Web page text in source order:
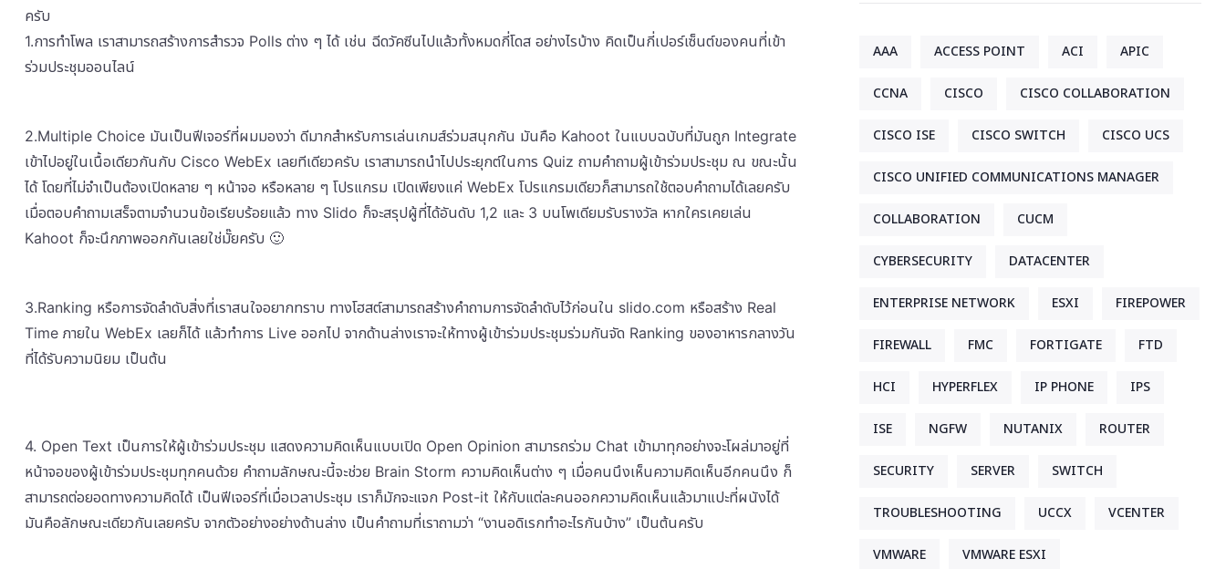
ครับ
1.การทำโพล เราสามารถสร้างการสำรวจ Polls ต่าง ๆ ได้ เช่น ฉีดวัคซีนไปแล้วทั้งหมดกี่โดส อย่างไรบ้าง คิดเป็นกี่เปอร์เซ็นต์ของคนที่เข้า
ร่วมประชุมออนไลน์
2.Multiple Choice มันเป็นฟีเจอร์ที่ผมมองว่า ดีมากสำหรับการเล่นเกมส์ร่วมสนุกกัน มันคือ Kahoot ในแบบฉบับที่มันถูก Integrate
เข้าไปอยู่ในเนื้อเดียวกันกับ Cisco WebEx เลยทีเดียวครับ เราสามารถนำไปประยุกต์ในการ Quiz ถามคำถามผู้เข้าร่วมประชุม ณ ขณะนั้น
ได้ โดยที่ไม่จำเป็นต้องเปิดหลาย ๆ หน้าจอ หรือหลาย ๆ โปรแกรม เปิดเพียงแค่ WebEx โปรแกรมเดียวก็สามารถใช้ตอบคำถามได้เลยครับ
เมื่อตอบคำถามเสร็จตามจำนวนข้อเรียบร้อยแล้ว ทาง Slido ก็จะสรุปผู้ที่ได้อันดับ 1,2 และ 3 บนโพเดียมรับรางวัล หากใครเคยเล่น
Kahoot ก็จะนึกภาพออกกันเลยใช่มั๊ยครับ 🙂
3.Ranking หรือการจัดลำดับสิ่งที่เราสนใจอยากทราบ ทางโฮสต์สามารถสร้างคำถามการจัดลำดับไว้ก่อนใน slido.com หรือสร้าง Real
Time ภายใน WebEx เลยก็ได้ แล้วทำการ Live ออกไป จากด้านล่างเราจะให้ทางผู้เข้าร่วมประชุมร่วมกันจัด Ranking ของอาหารกลางวัน
ที่ได้รับความนิยม เป็นต้น
4. Open Text เป็นการให้ผู้เข้าร่วมประชุม แสดงความคิดเห็นแบบเปิด Open Opinion สามารถร่วม Chat เข้ามาทุกอย่างจะโผล่มาอยู่ที่
หน้าจอของผู้เข้าร่วมประชุมทุกคนด้วย คำถามลักษณะนี้จะช่วย Brain Storm ความคิดเห็นต่าง ๆ เมื่อคนนึงเห็นความคิดเห็นอีกคนนึง ก็
สามารถต่อยอดทางความคิดได้ เป็นฟีเจอร์ที่เมื่อเวลาประชุม เราก็มักจะแจก Post-it ให้กับแต่ละคนออกความคิดเห็นแล้วมาแปะที่ผนังได้
มันคือลักษณะเดียวกันเลยครับ จากตัวอย่างอย่างด้านล่าง เป็นคำถามที่เราถามว่า “งานอดิเรกทำอะไรกันบ้าง” เป็นต้นครับ
AAA ACCESS POINT ACI APIC
CCNA CISCO CISCO COLLABORATION
CISCO ISE CISCO SWITCH CISCO UCS
CISCO UNIFIED COMMUNICATIONS MANAGER
COLLABORATION CUCM
CYBERSECURITY DATACENTER
ENTERPRISE NETWORK ESXI FIREPOWER
FIREWALL FMC FORTIGATE FTD
HCI HYPERFLEX IP PHONE IPS
ISE NGFW NUTANIX ROUTER
SECURITY SERVER SWITCH
TROUBLESHOOTING UCCX VCENTER
VMWARE VMWARE ESXI